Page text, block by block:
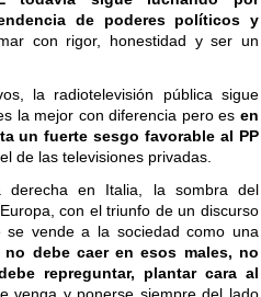
de poderes políticos y
con rigor, honestidad y ser un
la radiotelevisión pública sigue
la mejor con diferencia pero es en
un fuerte sesgo favorable al PP
de las televisiones privadas.
en Italia, la sombra del
con el triunfo de un discurso
vende a la sociedad como una
no debe caer en esos males, no
repreguntar, plantar cara al
venga y ponerse siempre del lado